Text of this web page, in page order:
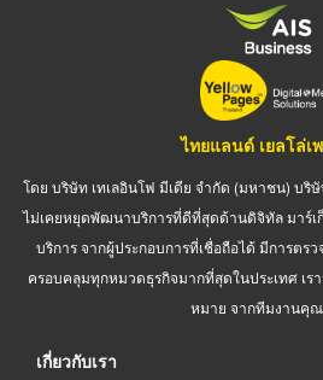
ไทยแลนด์ เยลโล่เ
โดย บริษัท เทเลอินโฟ มีเดีย จำกัด (มหาชน) บริษั
ไม่เคยหยุดพัฒนาบริการที่ดีที่สุดด้านดิจิทัล มาร์เ
บริการ จากผู้ประกอบการที่เชื่อถือได้ มีการตร
ครอบคลุมทุกหมวดธุรกิจมากที่สุดในประเทศ เร
หมาย จากทีมงานคุ
เกี่ยวกับเรา